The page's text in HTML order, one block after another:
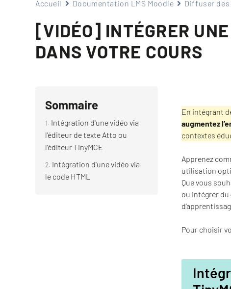
Accueil Documentation LMS Moodle Diffuser
[VIDÉO] INTÉGRER
DANS VOTRE COURS
Sommaire
Intégration d'une vidéo via
l'éditeur de texte Atto ou
l'éditeur TinyMCE
Intégration d'une vidéo via
le code HTML
En intégrant
augmentez
contextes
Apprenez
utilisation
Que vous
ou intégrer du
Pour choisir